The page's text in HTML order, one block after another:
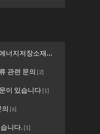
[고려대] 재생에너지공학개론 및 에너지저장소재설계 ...
관련 문의 [2]
이 있습니다[1]
[6]
니다. [1]